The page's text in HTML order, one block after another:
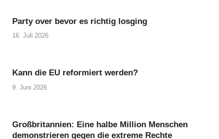
Party over bevor es richtig losging
16. Juli 2026
Kann die EU reformiert werden?
9. Juni 2026
Großbritannien: Eine halbe Million Menschen
demonstrieren gegen die extreme Rechte